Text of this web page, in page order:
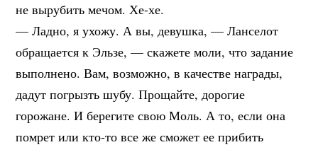
не вырубить мечом. Хе-хе.
— Ладно, я ухожу. А вы, девушка, — Ланселот
обращается к Эльзе, — скажете моли, что задание
выполнено. Вам, возможно, в качестве награды,
дадут погрызть шубу. Прощайте, дорогие
горожане. И берегите свою Моль. А то, если она
помрет или кто-то все же сможет ее прибить